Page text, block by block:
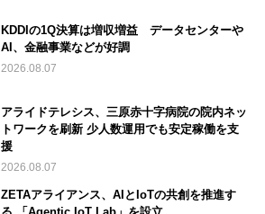
KDDIの1Q決算は増収増益 データセンターや
AI、金融事業などが好調
2026.08.07
アライドテレシス、三原赤十字病院の院内ネッ
トワークを刷新 少人数運用でも安定稼働を支
援
2026.08.07
ZETAアライアンス、AIとIoTの共創を推進す
る 「Agentic IoT Lab」を設立